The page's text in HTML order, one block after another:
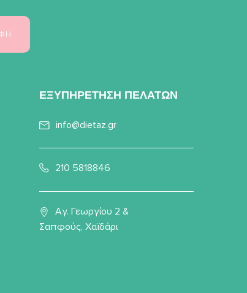
ΕΞΥΠΗΡΕΤΗΣΗ ΠΕΛΑΤΩΝ
info@dietaz.gr
210 5818846
Αγ. Γεωργίου 2 &
Σαπφούς, Χαϊδάρι